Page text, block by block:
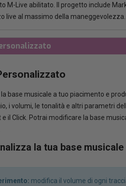
M-Live abilitato. Il progetto include
live al massimo della maneggevolezza.
base musicale a tuo piacimento e
i volumi, le tonalità e altri parametri
e il Click. Potrai modificare la base
la tua base musicale
modifica il volume di ogni